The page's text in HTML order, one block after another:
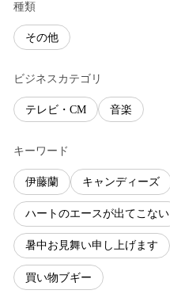
種類
その他
ビジネスカテゴリ
テレビ・CM 音楽
キーワード
伊藤蘭 キャンディーズ
ハートのエースが出てこない
暑中お見舞い申し上げます
買い物ブギー